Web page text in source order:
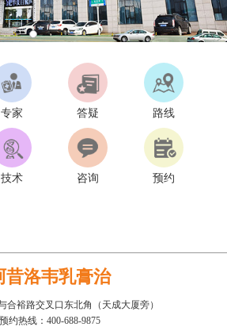
专家 答疑 路线
技术 咨询 预约
昔洛韦乳膏治
合裕路交叉口东北角（天成大厦旁）
预约热线：400-688-9875